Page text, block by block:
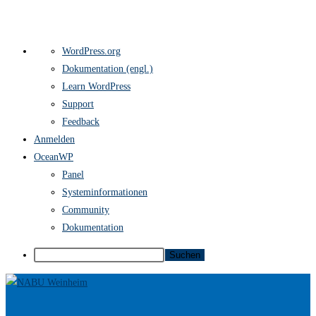
Über
WordPress
WordPress.org
Dokumentation (engl.)
Learn WordPress
Support
Feedback
Anmelden
OceanWP
Panel
Systeminformationen
Community
Dokumentation
Suchen
Zum